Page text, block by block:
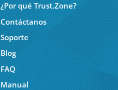
¿Por qué Trust.Zone?
Contáctanos
Soporte
Blog
FAQ
Manual